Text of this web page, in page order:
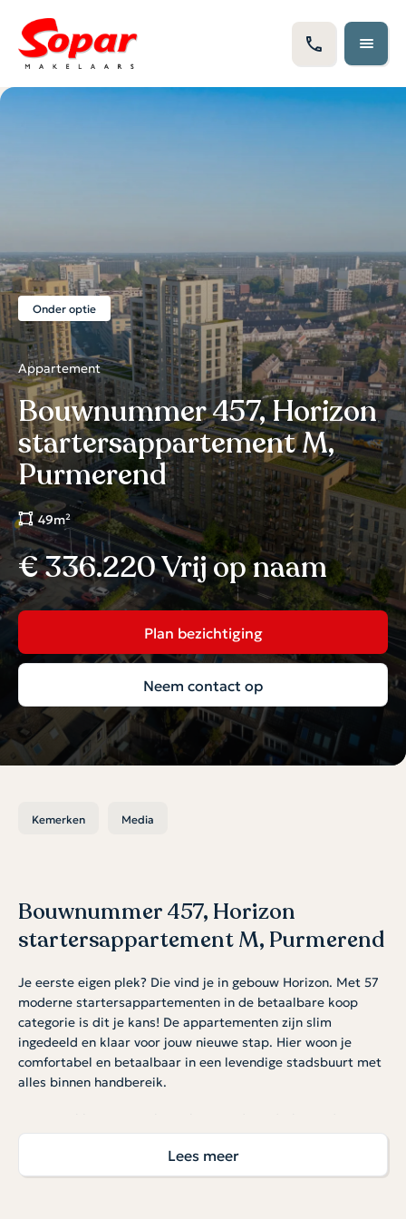
Onder optie
Appartement
Bouwnummer 457, Horizon
startersappartement M,
Purmerend
49m²
€ 336.220 Vrij op naam
Plan bezichtiging
Neem contact op
Kemerken Media
Bouwnummer 457, Horizon
startersappartement M, Purmerend
Je eerste eigen plek? Die vind je in gebouw Horizon. Met 57
moderne startersappartementen in de betaalbare koop
categorie is dit je kans! De appartementen zijn slim
ingedeeld en klaar voor jouw nieuwe stap. Hier woon je
comfortabel en betaalbaar in een levendige stadsbuurt met
alles binnen handbereik.
garage worden gekocht à € 30.000 v.o.n. Er is een beperkt
aantal plekken beschikbaar. Hiervoor geldt op=op.
Lees meer